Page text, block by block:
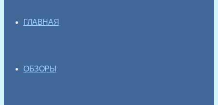
ГЛАВНАЯ
ОБЗОРЫ